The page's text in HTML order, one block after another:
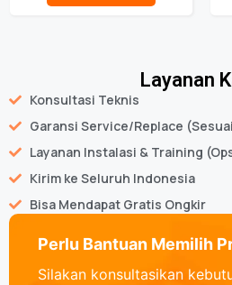
Layanan
Konsultasi Teknis
Garansi Service/Replace
Layanan Instalasi & Training
Kirim ke Seluruh Indonesia
Bisa Mendapat Gratis Ongkir
Perlu Bantuan Memilih
Silakan konsultasikan